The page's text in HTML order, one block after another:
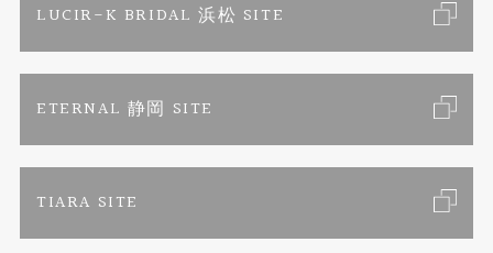
SORA
エタニティリング
婚約ネックレス
プライバシーポリシー
LUCIR-K BRIDAL 浜松 SITE
ETERNAL 静岡 SITE
TIARA SITE